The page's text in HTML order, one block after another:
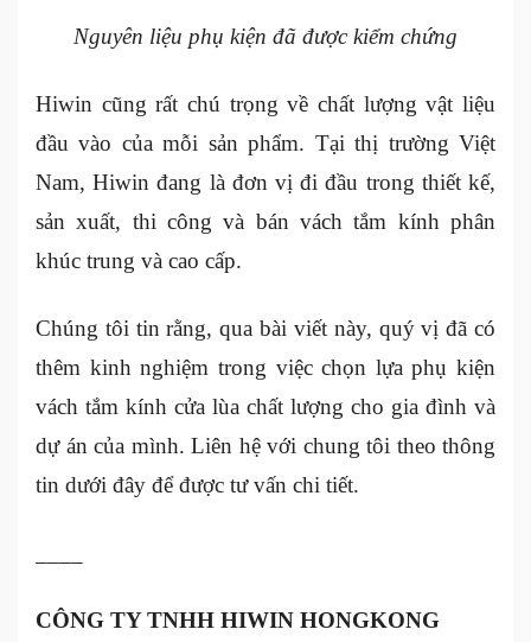
Nguyên liệu phụ kiện đã được kiểm chứng
Hiwin cũng rất chú trọng về chất lượng vật liệu
đầu vào của mỗi sản phẩm. Tại thị trường Việt
Nam, Hiwin đang là đơn vị đi đầu trong thiết kế,
sản xuất, thi công và bán vách tắm kính phân
khúc trung và cao cấp.
Chúng tôi tin rằng, qua bài viết này, quý vị đã có
thêm kinh nghiệm trong việc chọn lựa phụ kiện
vách tắm kính cửa lùa chất lượng cho gia đình và
dự án của mình. Liên hệ với chung tôi theo thông
tin dưới đây để được tư vấn chi tiết.
CÔNG TY TNHH HIWIN HONGKONG